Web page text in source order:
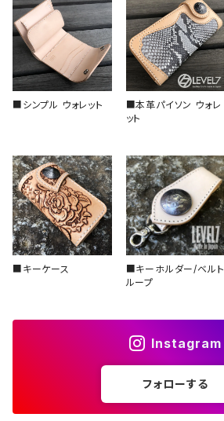
フラット型（エポキシ樹脂）
スロープ型（セラミック）
スロープ型（アルミ）
その他、アクセサリー
■シンプル ウォレット
■本革パイソン ウォレ
ット
■キーケース
■キーホルダー/ベルト
ループ
Instagram
フォローする